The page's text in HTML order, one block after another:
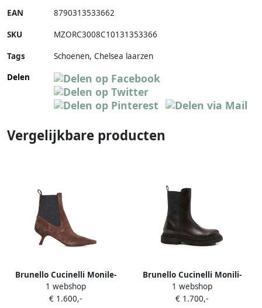
EAN 8790313533662
SKU MZORC3008C10131353366
Tags
Schoenen, Chelsea laarzen
Delen
Vergelijkbare producten
Brunello Cucinelli Monile-
embellished suede ankle
boots Bruin
1 webshop
€ 1.600,-
Brunello Cucinelli Monili-
embellished leather ankle
boots Bruin
1 webshop
€ 1.700,-